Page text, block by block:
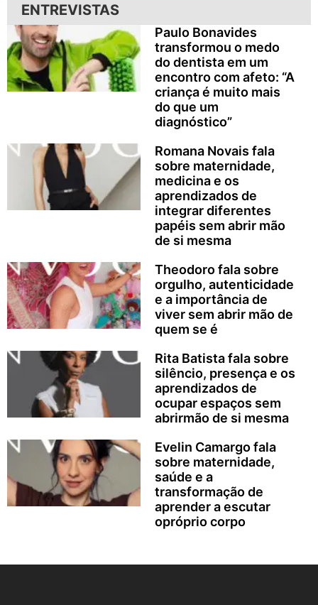
ENTREVISTAS
Paulo Bonavides
transformou o medo
do dentista em um
encontro com afeto: “A
criança é muito mais
do que um
diagnóstico”
Romana Novais fala
sobre maternidade,
medicina e os
aprendizados de
integrar diferentes
papéis sem abrir mão
de si mesma
Theodoro fala sobre
orgulho, autenticidade
e a importância de
viver sem abrir mão de
quem se é
Rita Batista fala sobre
silêncio, presença e os
aprendizados de
ocupar espaços sem
abrirmão de si mesma
Evelin Camargo fala
sobre maternidade,
saúde e a
transformação de
aprender a escutar
opróprio corpo